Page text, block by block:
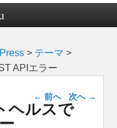
> テーマ >
APIエラー
投稿ナビゲー
ション
← 前へ 次へ →
ヘルスで